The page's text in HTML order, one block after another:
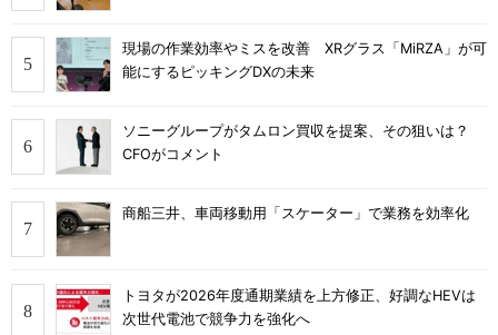
現場の作業効率やミスを改善 XRグラス「MiRZA」が可
能にするピッキングDXの未来
ソニーグループがタムロン買収を提案、その狙いは？
CFOがコメント
商船三井、車両移動用「スケーター」で業務を効率化
トヨタが2026年度通期業績を上方修正、好調なHEVは
次世代電池で競争力を強化へ